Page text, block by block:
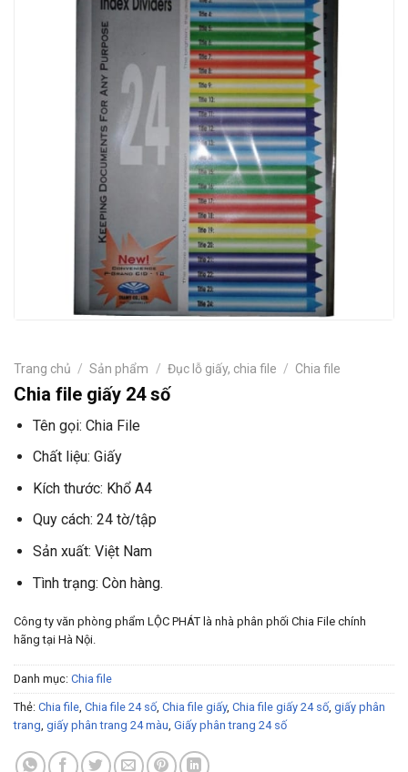
Trang chủ / Sản phẩm / Đục lỗ giấy, chia file / Chia file
Chia file giấy 24 số
Tên gọi: Chia File
Chất liệu: Giấy
Kích thước: Khổ A4
Quy cách: 24 tờ/tập
Sản xuất: Việt Nam
Tình trạng: Còn hàng.
Công ty văn phòng phẩm LỘC PHÁT là nhà phân phối Chia File chính
hãng tại Hà Nội.
Danh mục: Chia file
Thẻ: Chia file, Chia file 24 số, Chia file giấy, Chia file giấy 24 số, giấy phân
trang, giấy phân trang 24 màu, Giấy phân trang 24 số